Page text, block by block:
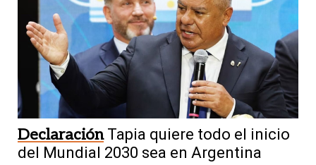
Declaración Tapia quiere todo el inicio
del Mundial 2030 sea en Argentina